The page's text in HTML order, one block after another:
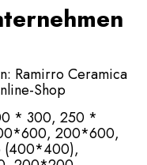
Ramirro Ceramica
Shop
* 300, 250 *
200*600,
(400*400),